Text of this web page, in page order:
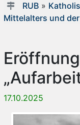
RUB»
Mittelalters und
17.10.2025